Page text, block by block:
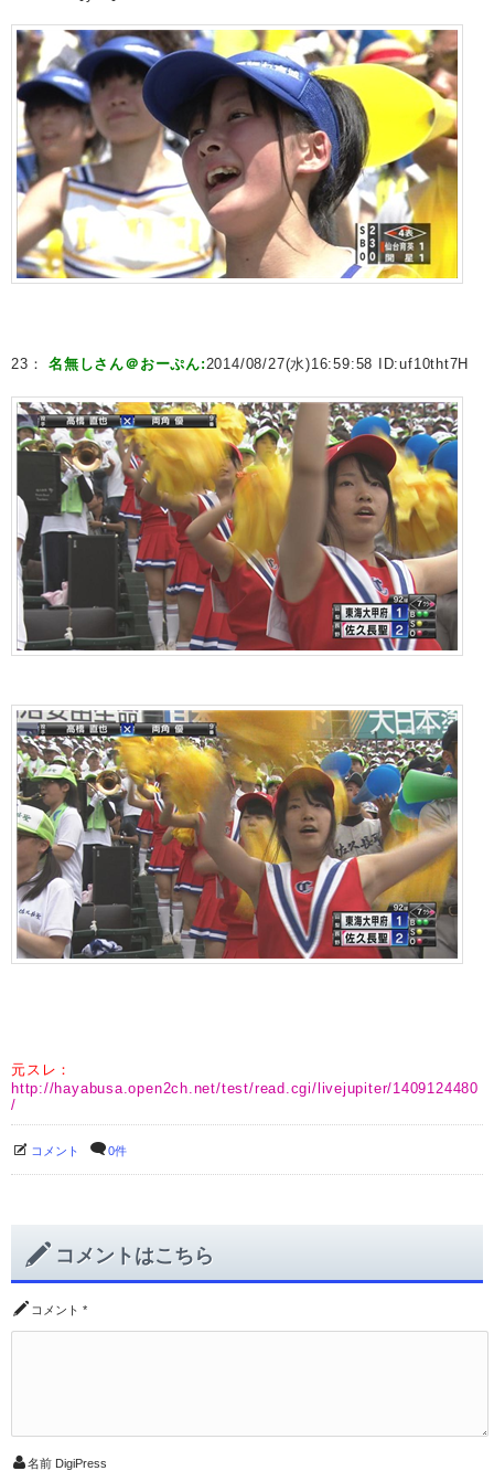
23：名無しさん＠おーぷん:2014/08/27(水)16:59:58 ID:uf10tht7H
元スレ：
http://hayabusa.open2ch.net/test/read.cgi/livejupiter/1409124480
/
コメント 0件
コメントはこちら
コメント *
名前 DigiPress